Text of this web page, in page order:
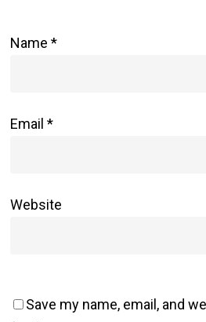
Name*
Email*
Website
Save my name, email, and